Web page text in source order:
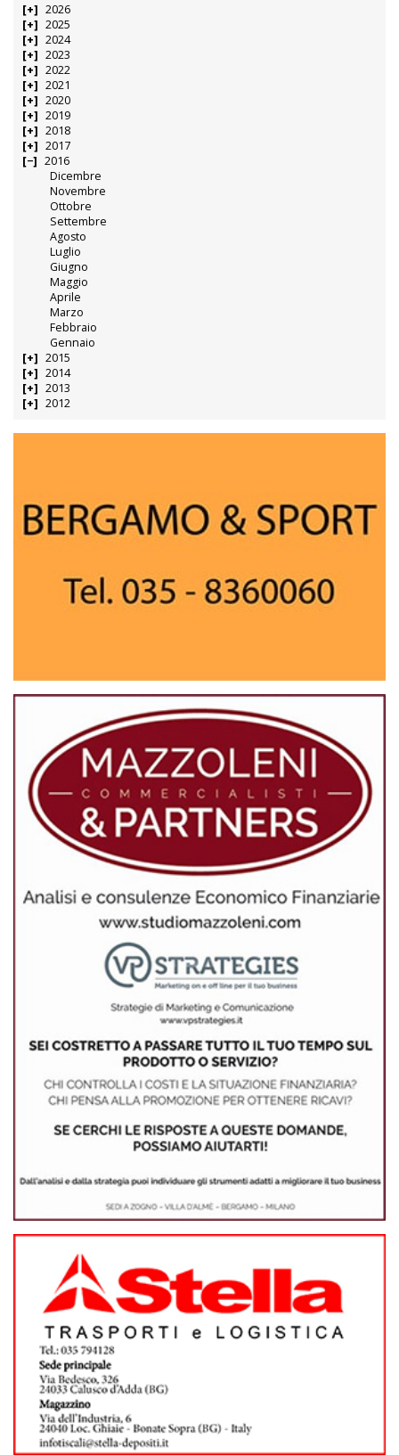
2026
2025
2024
2023
2022
2021
2020
2019
2018
2017
2016
Dicembre
Novembre
Ottobre
Settembre
Agosto
Luglio
Giugno
Maggio
Aprile
Marzo
Febbraio
Gennaio
2015
2014
2013
2012